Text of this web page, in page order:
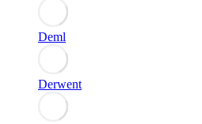
Deml
Derwent